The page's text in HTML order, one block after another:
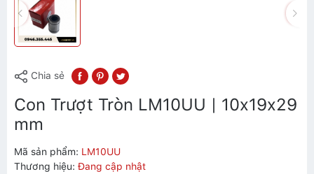
Chia sẻ
Con Trượt Tròn LM10UU | 10x19x29
mm
Mã sản phẩm: LM10UU
Thương hiệu: Đang cập nhật